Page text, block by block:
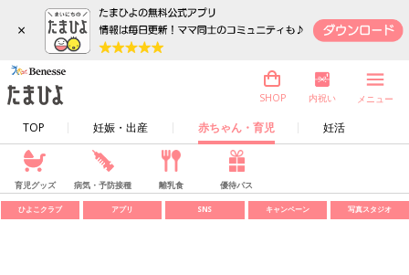
×
TOP 妊娠・出産 赤ちゃん・育児 妊活
SHOP 内祝い メニュー
育児グッズ 病気・予防接種 離乳食 優待パス
ひよこクラブ アプリ SNS キャンペーン 写真スタジオ